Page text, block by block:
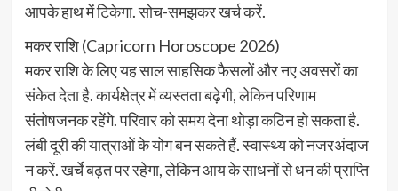
आपके हाथ में टिकेगा. सोच-समझकर खर्च करें.
मकर राशि (Capricorn Horoscope 2026)
मकर राशि के लिए यह साल साहसिक फैसलों और नए अवसरों का
संकेत देता है. कार्यक्षेत्र में व्यस्तता बढ़ेगी, लेकिन परिणाम
संतोषजनक रहेंगे. परिवार को समय देना थोड़ा कठिन हो सकता है.
लंबी दूरी की यात्राओं के योग बन सकते हैं. स्वास्थ्य को नजरअंदाज
न करें. खर्चे बढ़त पर रहेगा, लेकिन आय के साधनों से धन की प्राप्ति